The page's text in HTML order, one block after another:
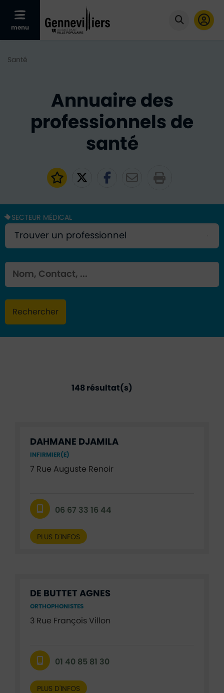
Afficher le menu mobile
menu Cliquer
Santé
Annuaire des
professionnels de
santé
Ajouter aux favoris
Partager sur Twitter
Partager sur
Partager par
SECTEUR MÉDICAL
Rechercher
Annuaire des entreprises - Santé
148 résultat(s)
DAHMANE DJAMILA
INFIRMIER(E)
7 Rue Auguste Renoir
06 67 33 16 44
PLUS D'INFOS
DE BUTTET AGNES
ORTHOPHONISTES
3 Rue François Villon
01 40 85 81 30
PLUS D'INFOS